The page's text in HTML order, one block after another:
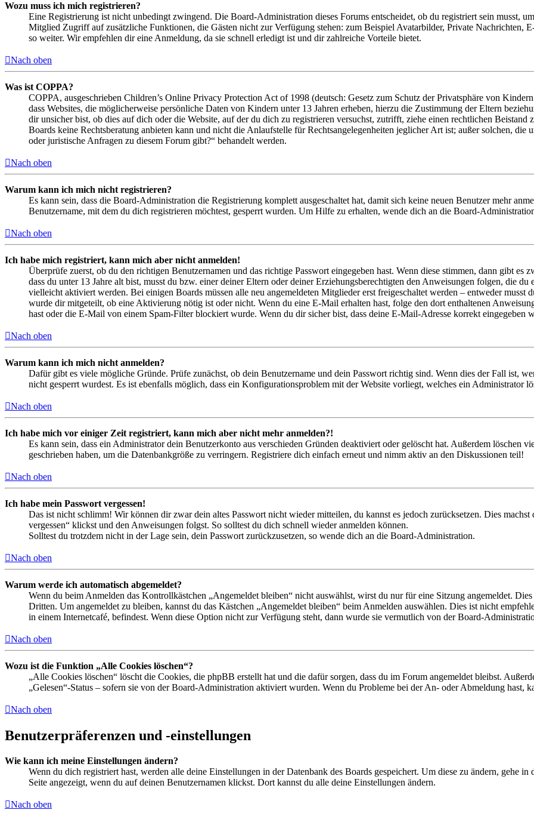
Wozu muss ich mich registrieren?
Eine Registrierung ist nicht unbedingt zwingend. Die Board-Administration dieses Forums entscheidet, ob du registriert sein musst,
Mitglied Zugriff auf zusätzliche Funktionen, die Gästen nicht zur Verfügung stehen: zum Beispiel Avatarbilder, Private Nachrichten,
so weiter. Wir empfehlen dir eine Anmeldung, da sie schnell erledigt ist und dir zahlreiche Vorteile bietet.
Nach oben
Was ist COPPA?
COPPA, ausgeschrieben Children’s Online Privacy Protection Act of 1998 (deutsch: Gesetz zum Schutz der Privatsphäre von
dass Websites, die möglicherweise persönliche Daten von Kindern unter 13 Jahren erheben, hierzu die Zustimmung der Eltern
dir unsicher bist, ob dies auf dich oder die Website, auf der du dich zu registrieren versuchst, zutrifft, ziehe einen rechtlichen
Boards keine Rechtsberatung anbieten kann und nicht die Anlaufstelle für Rechtsangelegenheiten jeglicher Art ist; außer solchen,
oder juristische Anfragen zu diesem Forum gibt?“ behandelt werden.
Nach oben
Warum kann ich mich nicht registrieren?
Es kann sein, dass die Board-Administration die Registrierung komplett ausgeschaltet hat, damit sich keine neuen Benutzer mehr
Benutzername, mit dem du dich registrieren möchtest, gesperrt wurden. Um Hilfe zu erhalten, wende dich an die Board-
Nach oben
Ich habe mich registriert, kann mich aber nicht anmelden!
Überprüfe zuerst, ob du den richtigen Benutzernamen und das richtige Passwort eingegeben hast. Wenn diese stimmen, dann gibt es
dass du unter 13 Jahre alt bist, musst du bzw. einer deiner Eltern oder deiner Erziehungsberechtigten den Anweisungen folgen, die
vielleicht aktiviert werden. Bei einigen Boards müssen alle neu angemeldeten Mitglieder erst freigeschaltet werden – entweder musst
wurde dir mitgeteilt, ob eine Aktivierung nötig ist oder nicht. Wenn du eine E-Mail erhalten hast, folge den dort enthaltenen
hast oder die E-Mail von einem Spam-Filter blockiert wurde. Wenn du dir sicher bist, dass deine E-Mail-Adresse korrekt eingegeben
Nach oben
Warum kann ich mich nicht anmelden?
Dafür gibt es viele mögliche Gründe. Prüfe zunächst, ob dein Benutzername und dein Passwort richtig sind. Wenn dies der Fall ist,
nicht gesperrt wurdest. Es ist ebenfalls möglich, dass ein Konfigurationsproblem mit der Website vorliegt, welches ein Administrator
Nach oben
Ich habe mich vor einiger Zeit registriert, kann mich aber nicht mehr anmelden?!
Es kann sein, dass ein Administrator dein Benutzerkonto aus verschieden Gründen deaktiviert oder gelöscht hat. Außerdem löschen
geschrieben haben, um die Datenbankgröße zu verringern. Registriere dich einfach erneut und nimm aktiv an den Diskussionen teil!
Nach oben
Ich habe mein Passwort vergessen!
Das ist nicht schlimm! Wir können dir zwar dein altes Passwort nicht wieder mitteilen, du kannst es jedoch zurücksetzen. Dies
vergessen“ klickst und den Anweisungen folgst. So solltest du dich schnell wieder anmelden können.
Solltest du trotzdem nicht in der Lage sein, dein Passwort zurückzusetzen, so wende dich an die Board-Administration.
Nach oben
Warum werde ich automatisch abgemeldet?
Wenn du beim Anmelden das Kontrollkästchen „Angemeldet bleiben“ nicht auswählst, wirst du nur für eine Sitzung angemeldet.
Dritten. Um angemeldet zu bleiben, kannst du das Kästchen „Angemeldet bleiben“ beim Anmelden auswählen. Dies ist nicht
in einem Internetcafé, befindest. Wenn diese Option nicht zur Verfügung steht, dann wurde sie vermutlich von der Board-
Nach oben
Wozu ist die Funktion „Alle Cookies löschen“?
„Alle Cookies löschen“ löscht die Cookies, die phpBB erstellt hat und die dafür sorgen, dass du im Forum angemeldet bleibst.
„Gelesen“-Status – sofern sie von der Board-Administration aktiviert wurden. Wenn du Probleme bei der An- oder Abmeldung hast,
Nach oben
Benutzerpräferenzen und -einstellungen
Wie kann ich meine Einstellungen ändern?
Wenn du dich registriert hast, werden alle deine Einstellungen in der Datenbank des Boards gespeichert. Um diese zu ändern, gehe
Seite angezeigt, wenn du auf deinen Benutzernamen klickst. Dort kannst du alle deine Einstellungen ändern.
Nach oben